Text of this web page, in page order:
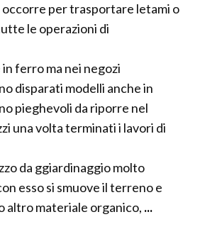
per trasportare letami o
le operazioni di
in ferro ma nei negozi
disparati modelli anche in
pieghevoli da riporre nel
una volta terminati i lavori di
da ggiardinaggio molto
esso si smuove il terreno e
altro materiale organico, ...